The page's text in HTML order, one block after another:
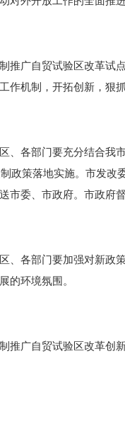
广自贸试验区改革试点
作机制，开拓创新，狠
各部门要充分结合我市
政策落地实施。市发
市委、市政府。市政府
各部门要加强对新政策
的环境氛围。
广自贸试验区改革创